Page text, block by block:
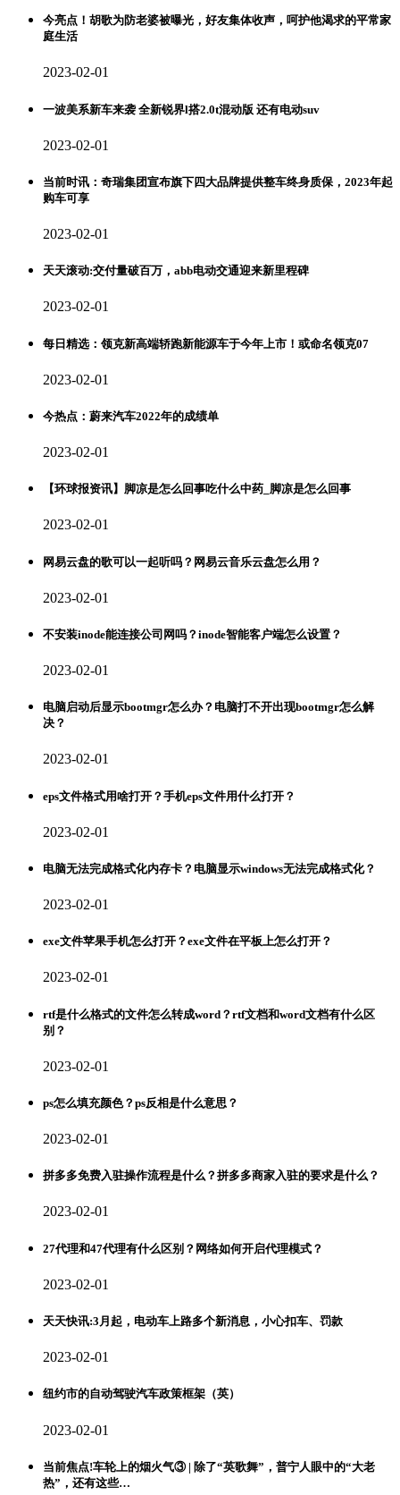
今亮点！胡歌为防老婆被曝光，好友集体收声，呵护他渴求的平常家
庭生活
2023-02-01
一波美系新车来袭 全新锐界l搭2.0t混动版 还有电动suv
2023-02-01
当前时讯：奇瑞集团宣布旗下四大品牌提供整车终身质保，2023年起
购车可享
2023-02-01
天天滚动:交付量破百万，abb电动交通迎来新里程碑
2023-02-01
每日精选：领克新高端轿跑新能源车于今年上市！或命名领克07
2023-02-01
今热点：蔚来汽车2022年的成绩单
2023-02-01
【环球报资讯】脚凉是怎么回事吃什么中药_脚凉是怎么回事
2023-02-01
网易云盘的歌可以一起听吗？网易云音乐云盘怎么用？
2023-02-01
不安装inode能连接公司网吗？inode智能客户端怎么设置？
2023-02-01
电脑启动后显示bootmgr怎么办？电脑打不开出现bootmgr怎么解
决？
2023-02-01
eps文件格式用啥打开？手机eps文件用什么打开？
2023-02-01
电脑无法完成格式化内存卡？电脑显示windows无法完成格式化？
2023-02-01
exe文件苹果手机怎么打开？exe文件在平板上怎么打开？
2023-02-01
rtf是什么格式的文件怎么转成word？rtf文档和word文档有什么区
别？
2023-02-01
ps怎么填充颜色？ps反相是什么意思？
2023-02-01
拼多多免费入驻操作流程是什么？拼多多商家入驻的要求是什么？
2023-02-01
27代理和47代理有什么区别？网络如何开启代理模式？
2023-02-01
天天快讯:3月起，电动车上路多个新消息，小心扣车、罚款
2023-02-01
纽约市的自动驾驶汽车政策框架（英）
2023-02-01
当前焦点!车轮上的烟火气③ | 除了“英歌舞”，普宁人眼中的“大老
热”，还有这些…